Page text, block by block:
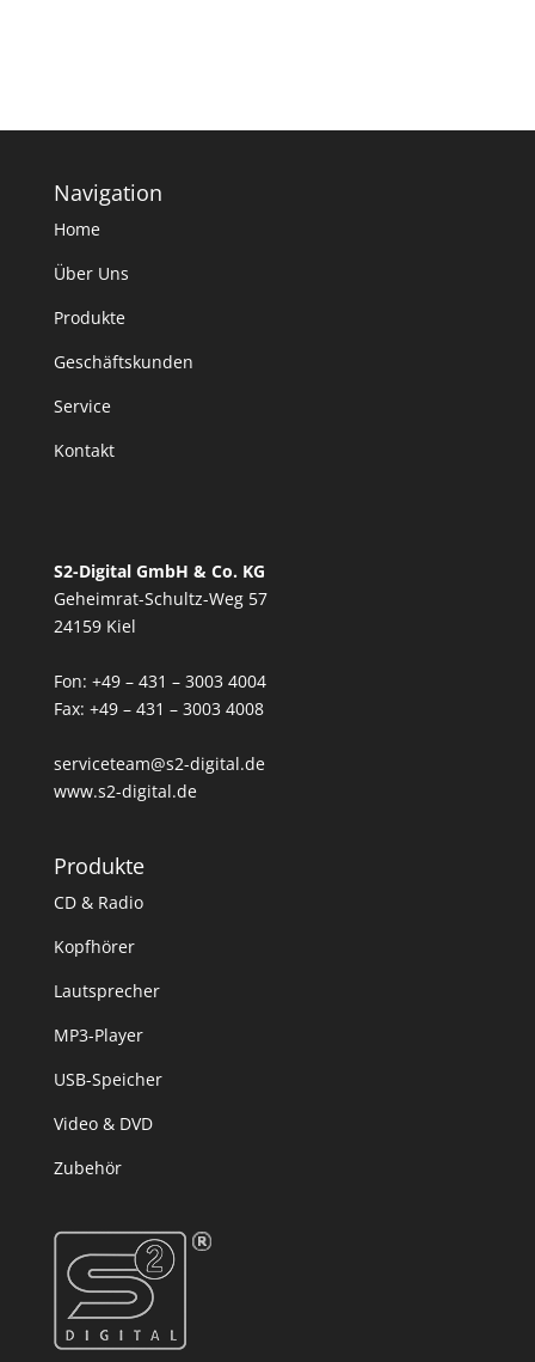
Navigation
Home
Über Uns
Produkte
Geschäftskunden
Service
Kontakt
S2-Digital GmbH & Co. KG
Geheimrat-Schultz-Weg 57
24159 Kiel
Fon: +49 – 431 – 3003 4004
Fax: +49 – 431 – 3003 4008
serviceteam@s2-digital.de
www.s2-digital.de
Produkte
CD & Radio
Kopfhörer
Lautsprecher
MP3-Player
USB-Speicher
Video & DVD
Zubehör